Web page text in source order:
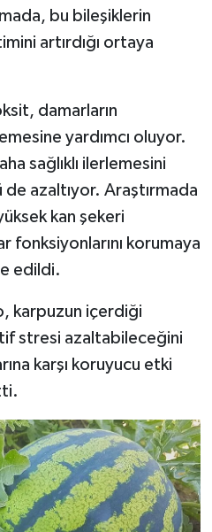
bu bileşiklerin
artırdığı ortaya
damarların
yardımcı oluyor.
sağlıklı ilerlemesini
azaltıyor. Araştırmada
kan şekeri
fonksiyonlarını korumaya
edildi.
karpuzun içerdiği
stresi azaltabileceğini
karşı koruyucu etki